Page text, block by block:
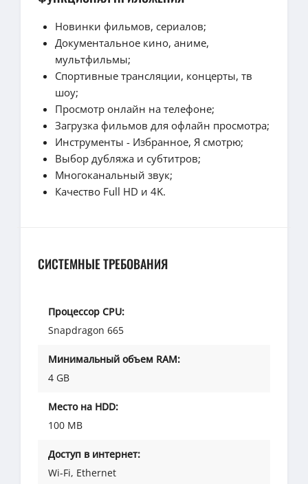
Новинки фильмов, сериалов;
Документальное кино, аниме,
мультфильмы;
Спортивные трансляции, концерты, тв
шоу;
Просмотр онлайн на телефоне;
Загрузка фильмов для офлайн просмотра;
Инструменты - Избранное, Я смотрю;
Выбор дубляжа и субтитров;
Многоканальный звук;
Качество Full HD и 4K.
СИСТЕМНЫЕ ТРЕБОВАНИЯ
Процессор CPU:
Snapdragon 665
Минимальный объем RAM:
4 GB
Место на HDD:
100 MB
Доступ в интернет:
Wi-Fi, Ethernet